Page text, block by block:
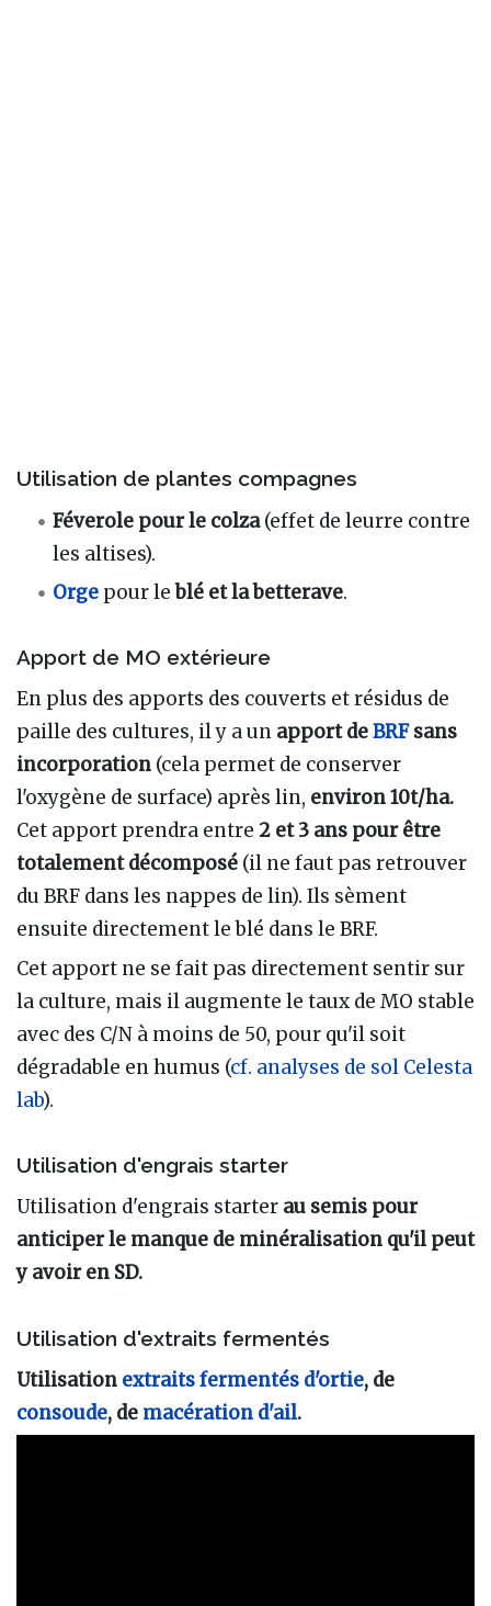
Utilisation de plantes compagnes
Féverole pour le colza(effet de leurre contre
les altises).
Orge pour leblé et la betterave.
Apport de MO extérieure
En plus des apports des couverts et résidus de
paille des cultures, il y a un apport deBRFsans
incorporation (cela permet de conserver
l'oxygène de surface) après lin, environ 10t/ha.
Cet apport prendra entre 2 et 3 ans pour être
totalement décomposé (il ne faut pas retrouver
du BRF dans les nappes de lin). Ils sèment
ensuite directement le blé dans le BRF.
Cet apport ne se fait pas directement sentir sur
la culture, mais il augmente le taux de MO stable
avec des C/N à moins de 50, pour qu'il soit
dégradable en humus (cf. analyses de sol Celesta
lab).
Utilisation d'engrais starter
Utilisation d'engrais starter au semis pour
anticiper le manque de minéralisation qu'il peut
y avoir en SD.
Utilisation d'extraits fermentés
Utilisation extraits fermentés d'ortie, de
consoude, de macération d'ail.